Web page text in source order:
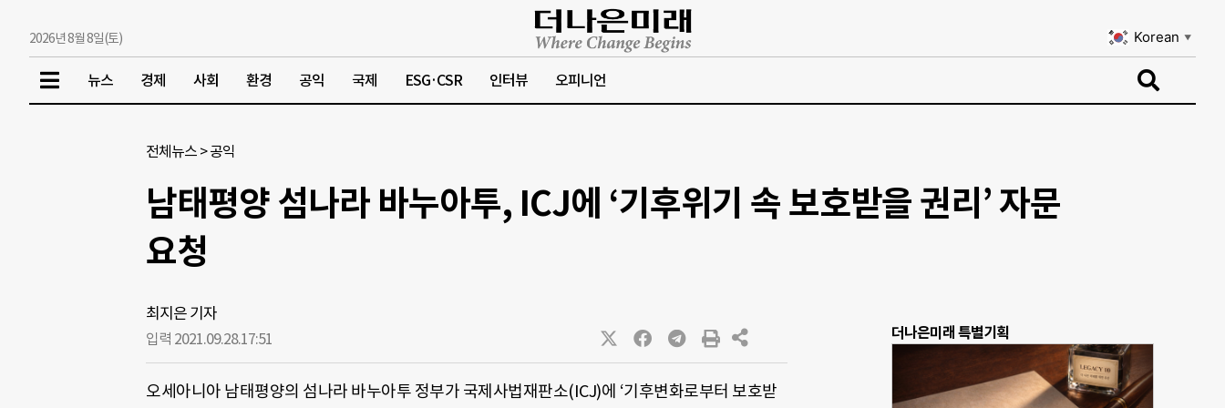
2026년 8월 8일(토) Korean ▼
뉴스 경제 사회 환경 공익 국제 ESG·CSR 인터뷰 오피니언
전체뉴스 >공익
남태평양 섬나라 바누아투, ICJ에 ‘기후위기 속 보호받을 권리’ 자문
요청
최지은 기자
입력 2021.09.28.17:51
오세아니아 남태평양의 섬나라 바누아투 정부가 국제사법재판소(ICJ)에 ‘기후변화로부터 보호받
더나은미래 특별기획